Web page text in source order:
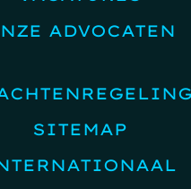
ADVOCATEN
SITEMAP